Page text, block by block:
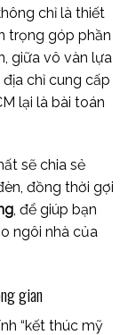
chỉ là thiết
trọng góp phần
giữa vô vàn lựa
chỉ cung cấp
lại là bài toán
sẽ chia sẻ
đồng thời gợi
, để giúp bạn
ngôi nhà của
gian
“kết thúc mỹ